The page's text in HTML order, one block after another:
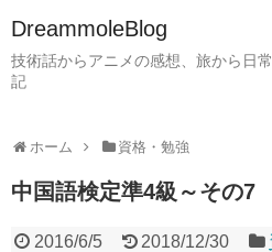
DreammoleBlog
技術話からアニメの感想、旅から日
記
ホーム 資格・勉強
中国語検定準4級～その7
2016/6/5 2018/12/30